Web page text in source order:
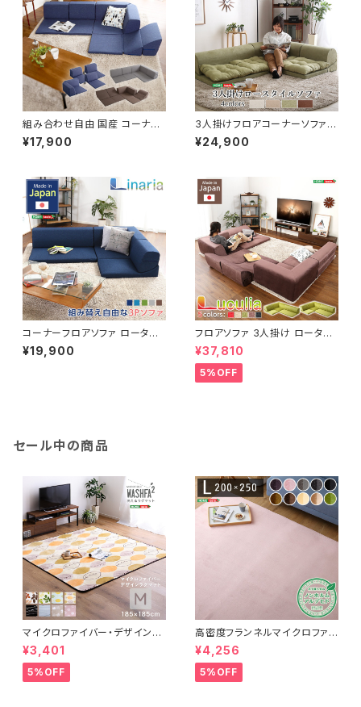
組み合わせ自由 国産 コーナー
ローソファ フロアタイプ Linum
-リナム- SH-07-RCLS
¥17,900
3人掛けフロアコーナーソファ【L
ycoris-リコリス-】フロアソフ
ァ コーナーソファ 分割ソフ
¥24,900
コーナーフロアソファ ロータイ
プ ファブリック 3人掛け（5色）
組み替え自由｜Linaria-リナリ
¥19,900
フロアソファ 3人掛け ロータイ
プ 起毛素材 日本製 （5色）同色
2セット｜Luculia-ルクリア-
SH-07-LCL2SET
¥37,810
5%OFF
セール中の商品
マイクロファイバー・デザインラ
グマットMサイズ（185×185cm）
洗えるラグマット 【WASHFA2】
FRG-D2-M
¥3,401
5%OFF
高密度フランネルマイクロファイ
バー・ラグマットLサイズ（200×2
50cm）洗えるラグマット｜ナル
トレア
¥4,256
5%OFF